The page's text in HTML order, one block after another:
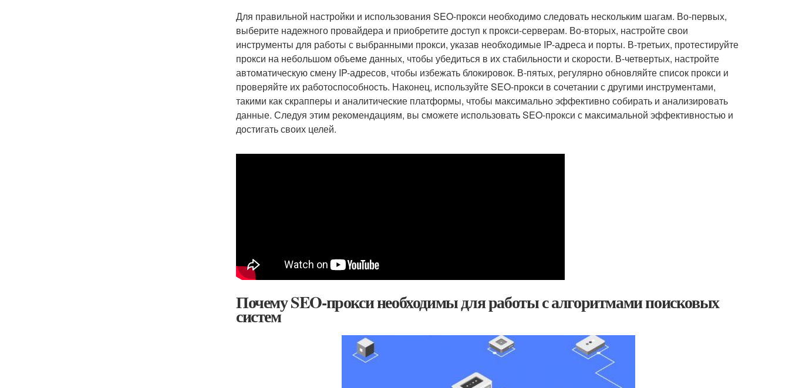
Для правильной настройки и использования SEO-прокси необходимо следовать нескольким шагам. Во-первых,
выберите надежного провайдера и приобретите доступ к прокси-серверам. Во-вторых, настройте свои
инструменты для работы с выбранными прокси, указав необходимые IP-адреса и порты. В-третьих, протестируйте
прокси на небольшом объеме данных, чтобы убедиться в их стабильности и скорости. В-четвертых, настройте
автоматическую смену IP-адресов, чтобы избежать блокировок. В-пятых, регулярно обновляйте список прокси и
проверяйте их работоспособность. Наконец, используйте SEO-прокси в сочетании с другими инструментами,
такими как скрапперы и аналитические платформы, чтобы максимально эффективно собирать и анализировать
данные. Следуя этим рекомендациям, вы сможете использовать SEO-прокси с максимальной эффективностью и
достигать своих целей.
Почему SEO-прокси необходимы для работы с алгоритмами поисковых
систем